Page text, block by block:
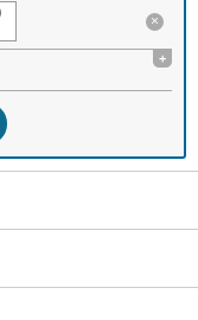
×
+